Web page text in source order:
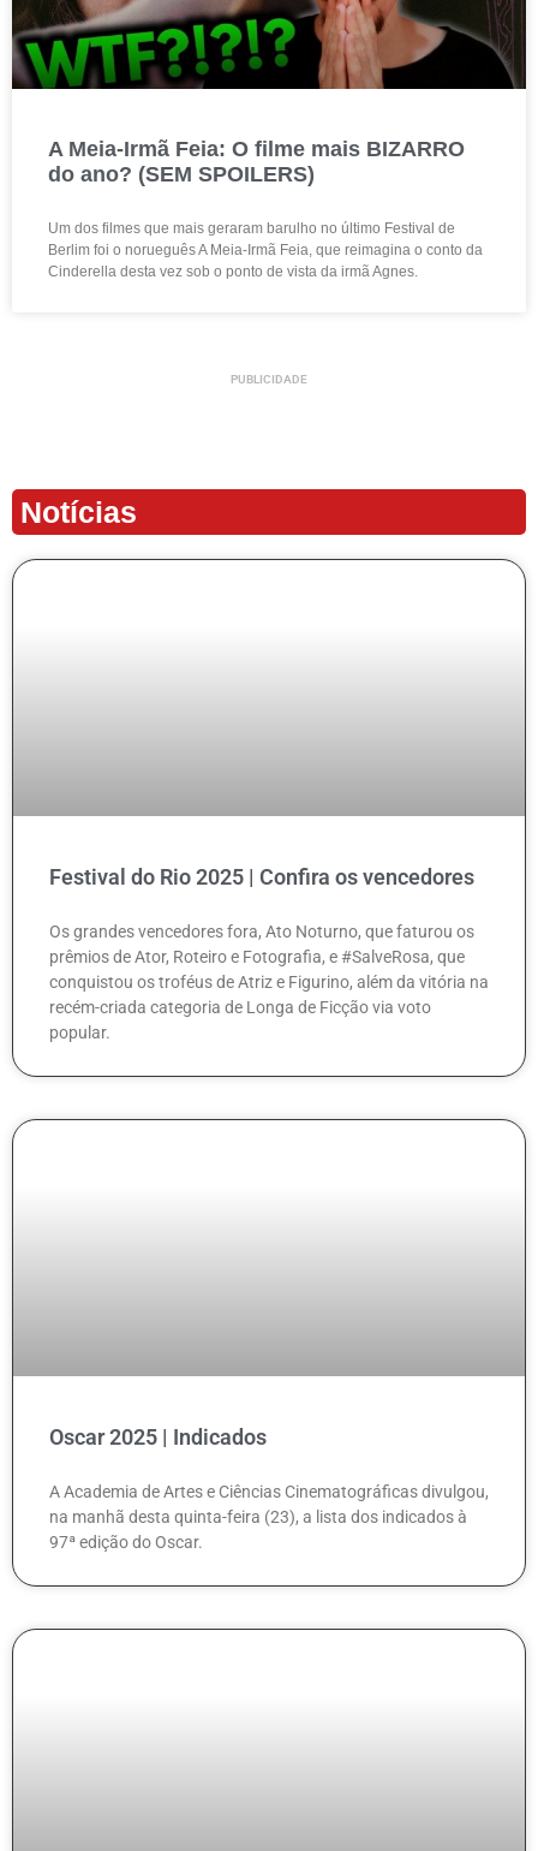
A Meia-Irmã Feia: O filme mais BIZARRO
do ano? (SEM SPOILERS)
Um dos filmes que mais geraram barulho no último Festival de
Berlim foi o norueguês A Meia-Irmã Feia, que reimagina o conto da
Cinderella desta vez sob o ponto de vista da irmã Agnes.
PUBLICIDADE
Notícias
Festival do Rio 2025 | Confira os vencedores
Os grandes vencedores fora, Ato Noturno, que faturou os
prêmios de Ator, Roteiro e Fotografia, e #SalveRosa, que
conquistou os troféus de Atriz e Figurino, além da vitória na
recém-criada categoria de Longa de Ficção via voto
popular.
Oscar 2025 | Indicados
A Academia de Artes e Ciências Cinematográficas divulgou,
na manhã desta quinta-feira (23), a lista dos indicados à
97ª edição do Oscar.